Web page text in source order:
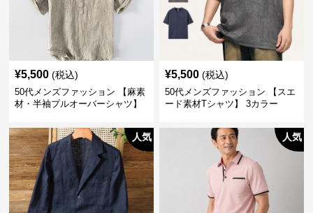
¥5,500 (税込)
50代メンズファッション 【麻素
材・半袖プルオーバーシャツ】
¥5,500 (税込)
50代メンズファッション 【スエ
ード素材Tシャツ】 3カラー
人気 人気